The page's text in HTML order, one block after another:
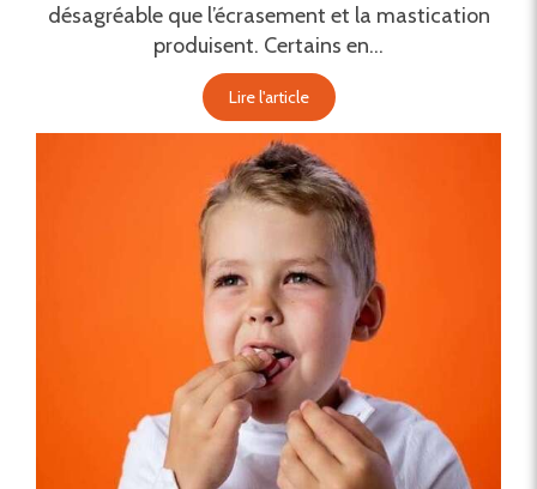
désagréable que l’écrasement et la mastication
produisent. Certains en...
Lire l'article